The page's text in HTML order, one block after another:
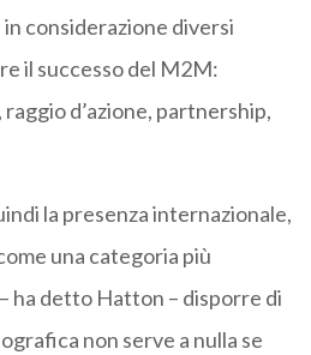
considerazione diversi
il successo del M2M:
d’azione, partnership,
la presenza internazionale,
una categoria più
ha detto Hatton – disporre di
non serve a nulla se